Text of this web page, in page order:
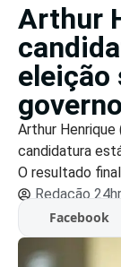
Arthur
eleição
Arthur
candidatura
O resultado
Redação
Facebook